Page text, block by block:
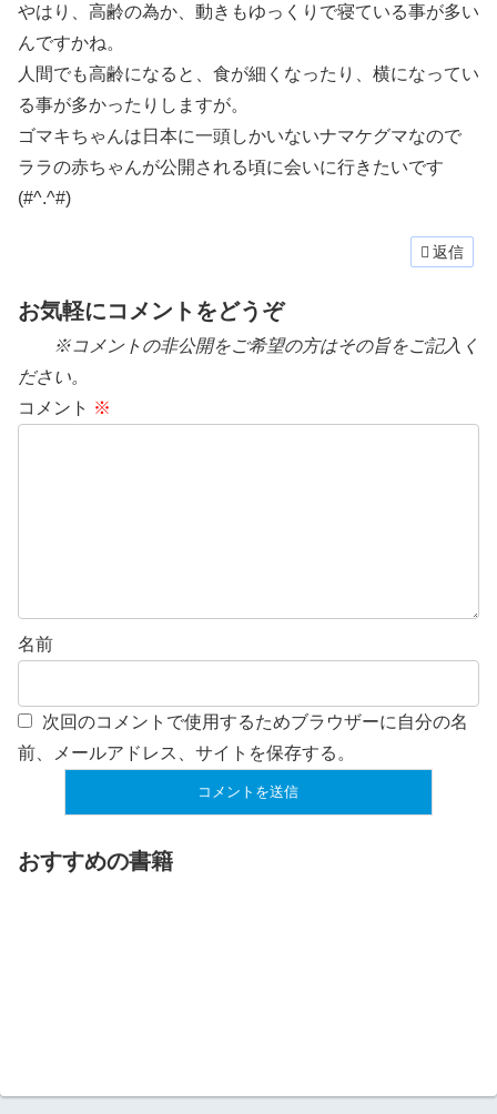
やはり、高齢の為か、動きもゆっくりで寝ている事が多い
んですかね。
人間でも高齢になると、食が細くなったり、横になってい
る事が多かったりしますが。
ゴマキちゃんは日本に一頭しかいないナマケグマなので
ララの赤ちゃんが公開される頃に会いに行きたいです
(#^.^#)
返信
お気軽にコメントをどうぞ
※コメントの非公開をご希望の方はその旨をご記入く
ださい。
コメント ※
名前
次回のコメントで使用するためブラウザーに自分の名
前、メールアドレス、サイトを保存する。
おすすめの書籍